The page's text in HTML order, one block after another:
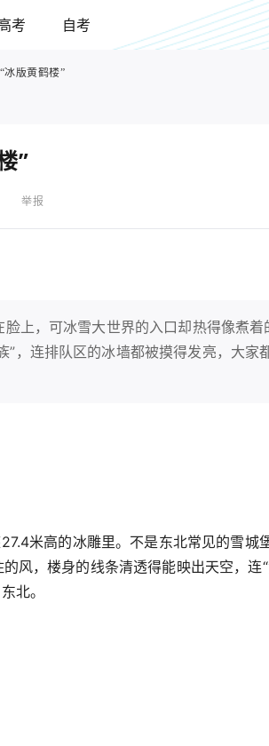
考 自考
冰版黄鹤楼”
”
举报
脸上，可冰雪大世界的入口却热得像煮
，连排队区的冰墙都被摸得发亮，大家
米高的冰雕里。不是东北常见的雪
风，楼身的线条清透得能映出天空，连
北。